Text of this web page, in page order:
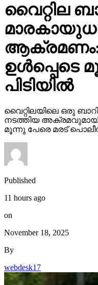
വൈറ്റില
ഉള്‍പ്പെടെ
പിടിയില്‍
വൈറ്റിലയിലെ ഒരു
നടത്തിയ അക്രമവുമായി
മൂന്നു പേരെ മരട്
Published
11 hours ago
on
November 18, 2025
By
webdesk17